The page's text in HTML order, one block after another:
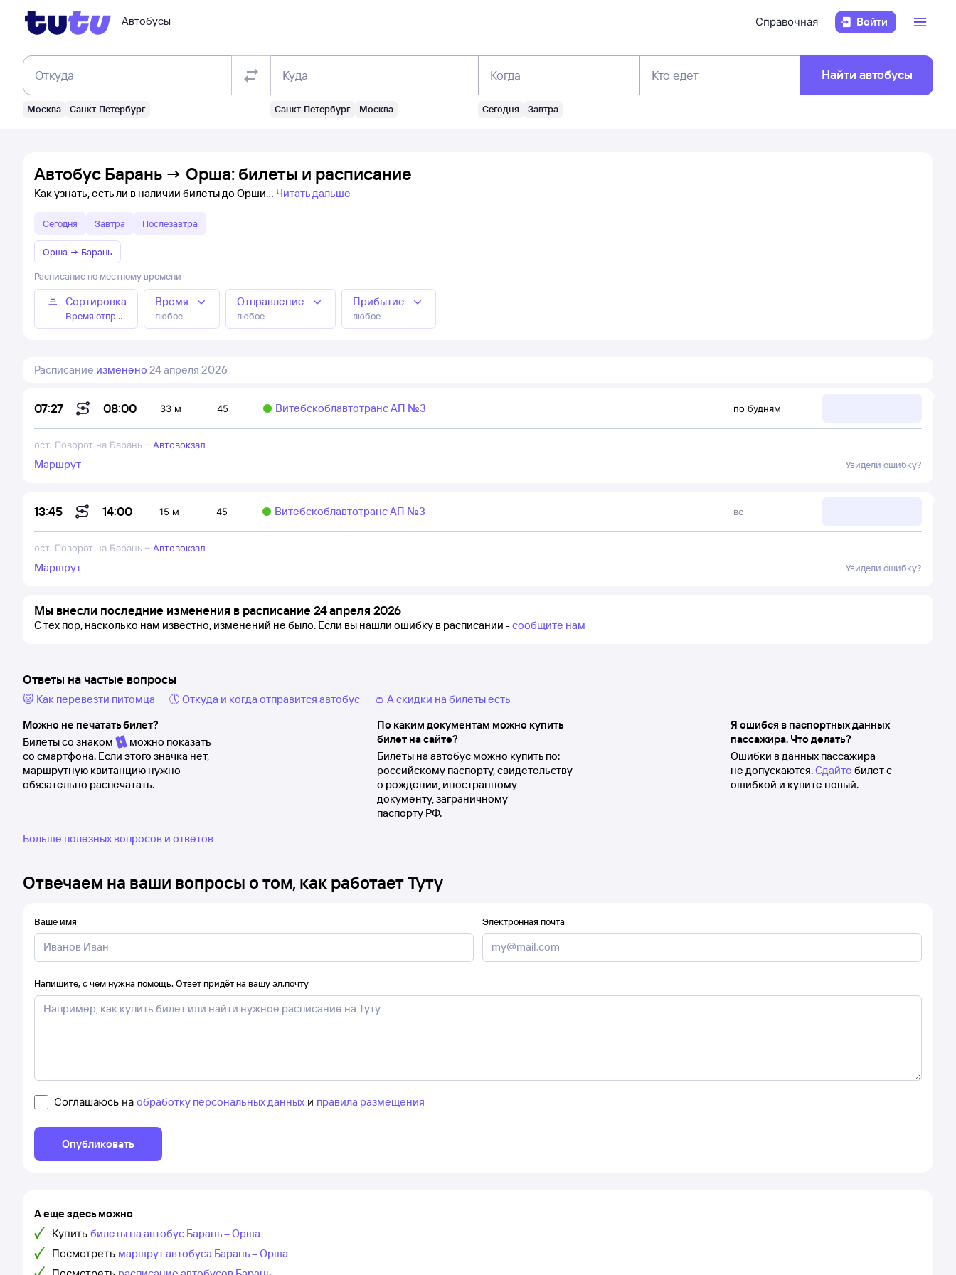
Автобусы Справочная Войти
Откуда
Москва Санкт-Петербург
Куда
Санкт-Петербург Москва
Когда
Сегодня Завтра
Кто едет Найти автобусы
Автобус Барань → Орша: билеты и расписание
Как узнать, есть ли в наличии билеты до Орши Читать дальше
Сегодня Завтра Послезавтра
Орша → Барань
Расписание по местному времени
Сортировка
Время отправления
Время
любое
Отправление
любое
Прибытие
любое
Расписание изменено 24 апреля 2026
07:27 08:00 33 м 45 Витебскоблавтотранс АП №3 по будням
ост. Поворот на Барань – Автовокзал
Маршрут Увидели ошибку?
13:45 14:00 15 м 45 Витебскоблавтотранс АП №3 вс
ост. Поворот на Барань – Автовокзал
Маршрут Увидели ошибку?
Мы внесли последние изменения в расписание 24 апреля 2026
С тех пор, насколько нам известно, изменений не было. Если вы нашли ошибку в расписании -сообщите нам
Ответы на частые вопросы
🐱 Как перевезти питомца 🕔 Откуда и когда отправится автобус
👛 А скидки на билеты есть
Можно не печатать билет?
Билеты со знаком
можно показать
со смартфона. Если этого значка нет,
маршрутную квитанцию нужно
обязательно распечатать.
По каким документам можно купить
билет на сайте?
Билеты на автобус можно купить по:
российскому паспорту, свидетельству
о рождении, иностранному
документу, заграничному
паспорту РФ.
Я ошибся в паспортных данных
пассажира. Что делать?
Ошибки в данных пассажира
не допускаются.Сдайте билет с
ошибкой и купите новый.
Больше полезных вопросов и ответов
Отвечаем на ваши вопросы о том, как работает Туту
Ваше имя Электронная почта
Напишите, с чем нужна помощь. Ответ придёт на вашу эл.почту
Соглашаюсь на обработку персональных данных и правила размещения
Опубликовать
А еще здесь можно
Купить билеты на автобус Барань – Орша
Посмотреть маршрут автобуса Барань – Орша